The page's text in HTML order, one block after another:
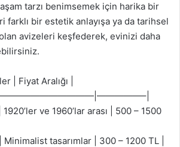
tarzı benimsemek için harika bir
farklı bir estetik anlayışa ya da tarihsel
avizeleri keşfederek, evinizi daha
| Fiyat Aralığı |
ve 1960’lar arası | 500 – 1500
Minimalist tasarımlar | 300 – 1200 TL |